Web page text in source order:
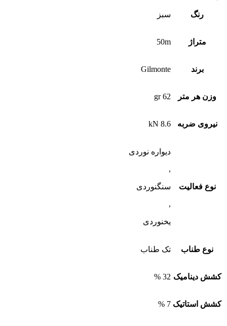
رنگ سبز
متراژ 50m
برند Gilmonte
وزن هر متر 62 gr
نیروی ضربه 8.6 kN
نوع فعالیت
دیواره نوردی
,
سنگنوردی
,
یخنوردی
نوع طناب تک طناب
کشش دینامیک 32 %
کشش استاتیک 7 %